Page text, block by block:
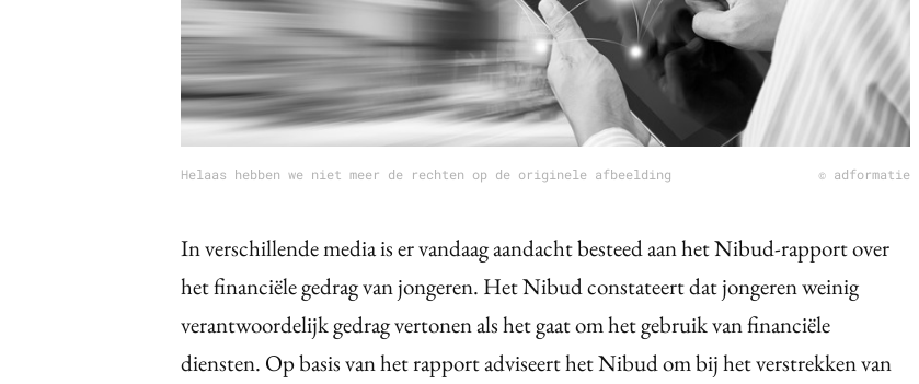
Helaas hebben we niet meer de rechten op de originele afbeelding © adformatie
In verschillende media is er vandaag aandacht besteed aan het Nibud-rapport over
het financiële gedrag van jongeren. Het Nibud constateert dat jongeren weinig
verantwoordelijk gedrag vertonen als het gaat om het gebruik van financiële
diensten. Op basis van het rapport adviseert het Nibud om bij het verstrekken van